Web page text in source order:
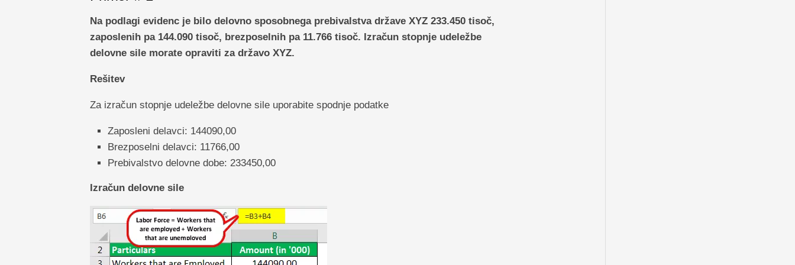
Na podlagi evidenc je bilo delovno sposobnega prebivalstva države XYZ 233.450 tisoč,
zaposlenih pa 144.090 tisoč, brezposelnih pa 11.766 tisoč. Izračun stopnje udeležbe
delovne sile morate opraviti za državo XYZ.
Rešitev
Za izračun stopnje udeležbe delovne sile uporabite spodnje podatke
Zaposleni delavci: 144090,00
Brezposelni delavci: 11766,00
Prebivalstvo delovne dobe: 233450,00
Izračun delovne sile